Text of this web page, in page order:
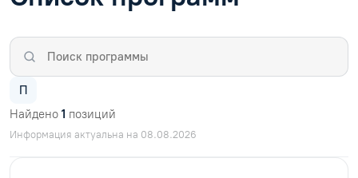
П
Найдено 1 позиций
Информация актуальна на 08.08.2026